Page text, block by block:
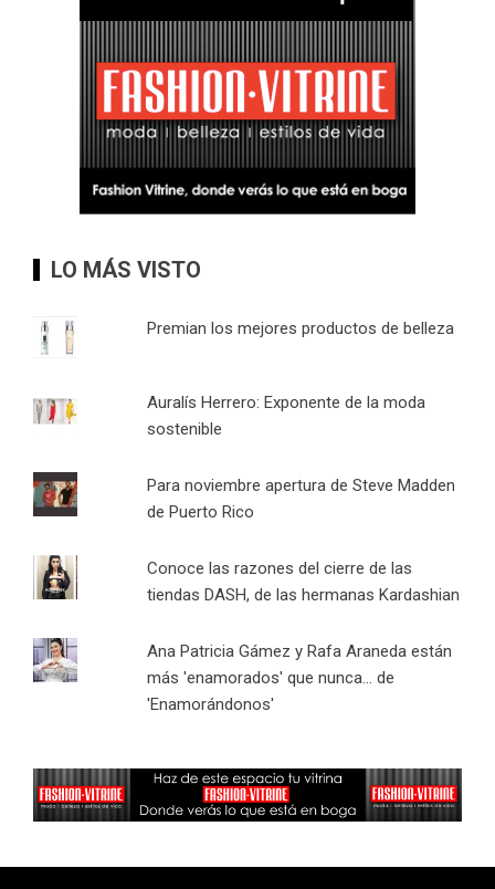
LO MÁS VISTO
Premian los mejores productos de belleza
Auralís Herrero: Exponente de la moda
sostenible
Para noviembre apertura de Steve Madden
de Puerto Rico
Conoce las razones del cierre de las
tiendas DASH, de las hermanas Kardashian
Ana Patricia Gámez y Rafa Araneda están
más 'enamorados' que nunca... de
'Enamorándonos'